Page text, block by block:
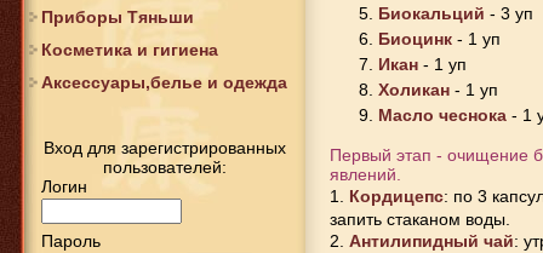
Приборы Тяньши
Косметика и гигиена
Аксессуары,белье и одежда
Вход для зарегистрированных
пользователей:
Логин
Пароль
Биокальций - 3 уп
Биоцинк - 1 уп
Икан - 1 уп
Холикан - 1 уп
Масло чеснока - 1
Первый этап - очищение
явлений.
1. Кордицепс: по 3
запить стаканом воды.
2. Антилипидный чай: